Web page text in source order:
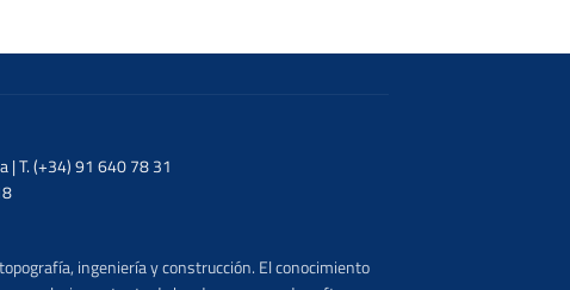
| T. (+34) 91 640 78 31
ingeniería y construcción. El conocimiento